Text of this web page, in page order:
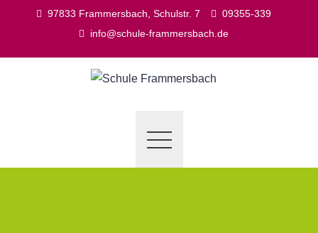
97833 Frammersbach, Schulstr. 7
09355-339
info@schule-frammersbach.de